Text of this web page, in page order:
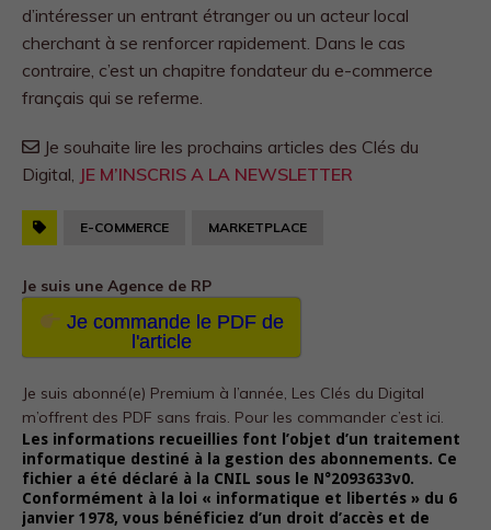
d’intéresser un entrant étranger ou un acteur local
cherchant à se renforcer rapidement. Dans le cas
contraire, c’est un chapitre fondateur du e-commerce
français qui se referme.
Je souhaite lire les prochains articles des Clés du
Digital, JE M’INSCRIS A LA NEWSLETTER
E-COMMERCE MARKETPLACE
Je suis une Agence de RP
Je commande le PDF de
l'article
Je suis abonné(e) Premium à l’année, Les Clés du Digital
m’offrent des PDF sans frais. Pour les commander c’est ici.
Les informations recueillies font l’objet d’un traitement
informatique destiné à la gestion des abonnements. Ce
fichier a été déclaré à la CNIL sous le N°2093633v0.
Conformément à la loi « informatique et libertés » du 6
janvier 1978, vous bénéficiez d’un droit d’accès et de